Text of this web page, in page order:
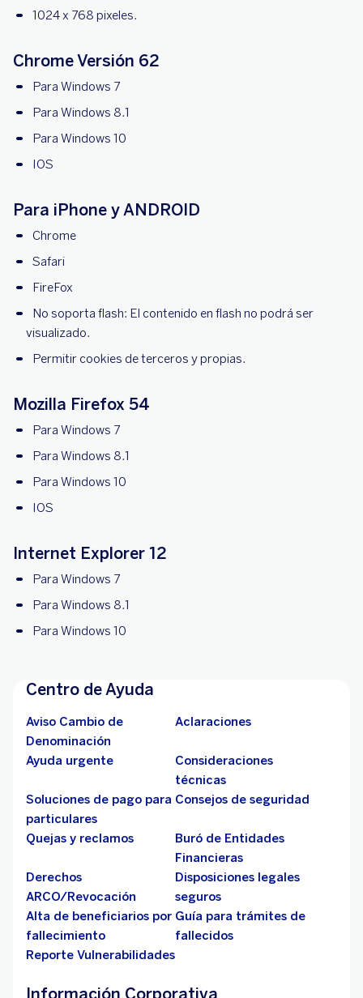
1024 x 768 pixeles.
Chrome Versión 62
Para Windows 7
Para Windows 8.1
Para Windows 10
IOS
Para iPhone y ANDROID
Chrome
Safari
FireFox
No soporta flash: El contenido en flash no podrá ser
visualizado.
Permitir cookies de terceros y propias.
Mozilla Firefox 54
Para Windows 7
Para Windows 8.1
Para Windows 10
IOS
Internet Explorer 12
Para Windows 7
Para Windows 8.1
Para Windows 10
Centro de Ayuda
Aviso Cambio de
Denominación
Aclaraciones
Ayuda urgente
Consideraciones
técnicas
Soluciones de pago para
particulares
Consejos de seguridad
Quejas y reclamos
Buró de Entidades
Financieras
Derechos
ARCO/Revocación
Disposiciones legales
seguros
Alta de beneficiarios por
fallecimiento
Guía para trámites de
fallecidos
Reporte Vulnerabilidades
Información Corporativa